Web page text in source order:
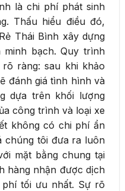
là chi phí phát sinh
Thấu hiểu điều đó,
Thái Bình xây dựng
bạch. Quy trình
ràng: sau khi khảo
đánh giá tình hình và
dựa trên khối lượng
công trình và loại xe
không có chi phí ẩn
chúng tôi đưa ra luôn
mặt bằng chung tại
hàng nhận được dịch
tối ưu nhất. Sự rõ